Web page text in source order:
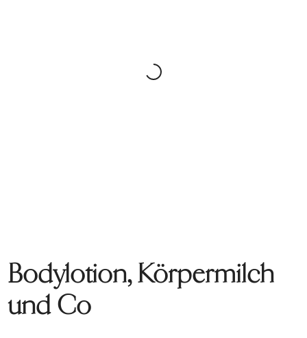
Bodylotion, Körpermilch
und Co